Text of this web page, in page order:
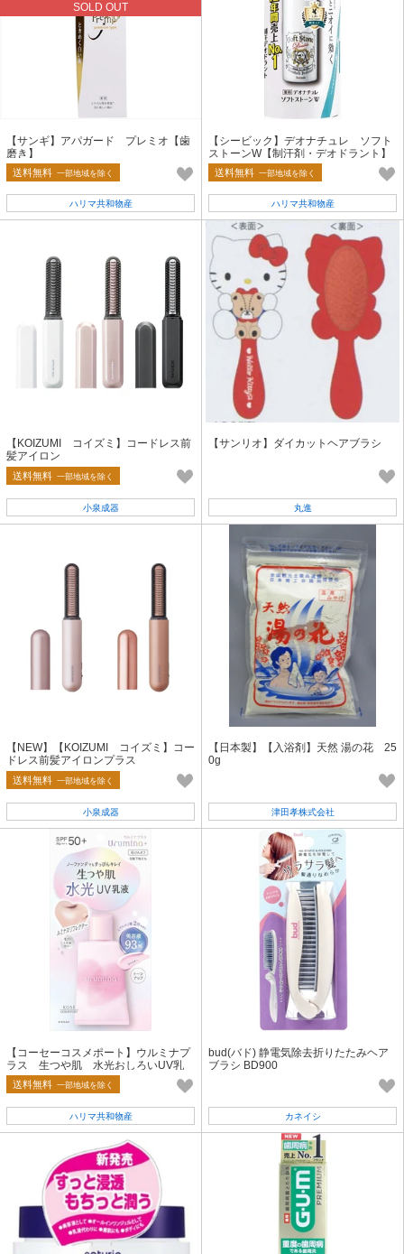
SOLD OUT
【サンギ】アパガード プレミオ【歯
磨き】
送料無料 一部地域を除く
ハリマ共和物産
【シービック】デオナチュレ ソフト
ストーンW【制汗剤・デオドラント】
送料無料 一部地域を除く
ハリマ共和物産
【KOIZUMI コイズミ】コードレス前
髪アイロン
送料無料 一部地域を除く
小泉成器
【サンリオ】ダイカットヘアブラシ
丸進
【NEW】【KOIZUMI コイズミ】コー
ドレス前髪アイロンプラス
送料無料 一部地域を除く
小泉成器
【日本製】【入浴剤】天然 湯の花 25
0g
津田孝株式会社
【コーセーコスメポート】ウルミナプ
ラス 生つや肌 水光おしろいUV乳
液 02（ラベンダー）【化粧品】
送料無料 一部地域を除く
ハリマ共和物産
bud(バド) 静電気除去折りたたみヘア
ブラシ BD900
カネイシ